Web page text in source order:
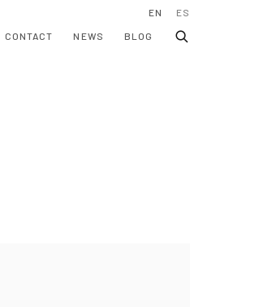
CONTACT NEWS BLOG
EN ES